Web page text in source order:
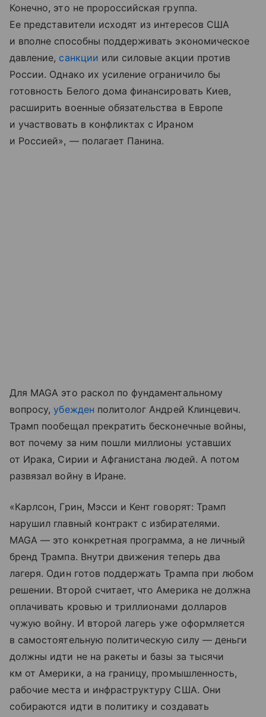
Конечно, это не пророссийская группа.
Ее представители исходят из интересов США
и вполне способны поддерживать экономическое
давление, санкции или силовые акции против
России. Однако их усиление ограничило бы
готовность Белого дома финансировать Киев,
расширить военные обязательства в Европе
и участвовать в конфликтах с Ираном
и Россией», — полагает Панина.
Для MAGA это раскол по фундаментальному
вопросу,убежден политолог Андрей Клинцевич.
Трамп пообещал прекратить бесконечные войны,
вот почему за ним пошли миллионы уставших
от Ирака, Сирии и Афганистана людей. А потом
развязал войну в Иране.
«Карлсон, Грин, Мэсси и Кент говорят: Трамп
нарушил главный контракт с избирателями.
MAGA — это конкретная программа, а не личный
бренд Трампа. Внутри движения теперь два
лагеря. Один готов поддержать Трампа при любом
решении. Второй считает, что Америка не должна
оплачивать кровью и триллионами долларов
чужую войну. И второй лагерь уже оформляется
в самостоятельную политическую силу — деньги
должны идти не на ракеты и базы за тысячи
км от Америки, а на границу, промышленность,
рабочие места и инфраструктуру США. Они
собираются идти в политику и создавать